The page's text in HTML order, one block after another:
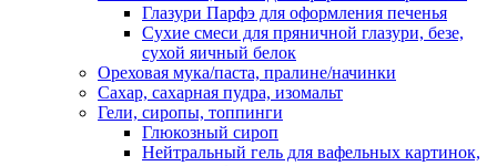
Глазури Парфэ для оформления печенья
Сухие смеси для пряничной глазури, безе,
сухой яичный белок
Ореховая мука/паста, пралине/начинки
Сахар, сахарная пудра, изомальт
Гели, сиропы, топпинги
Глюкозный сироп
Нейтральный гель для вафельных картинок,